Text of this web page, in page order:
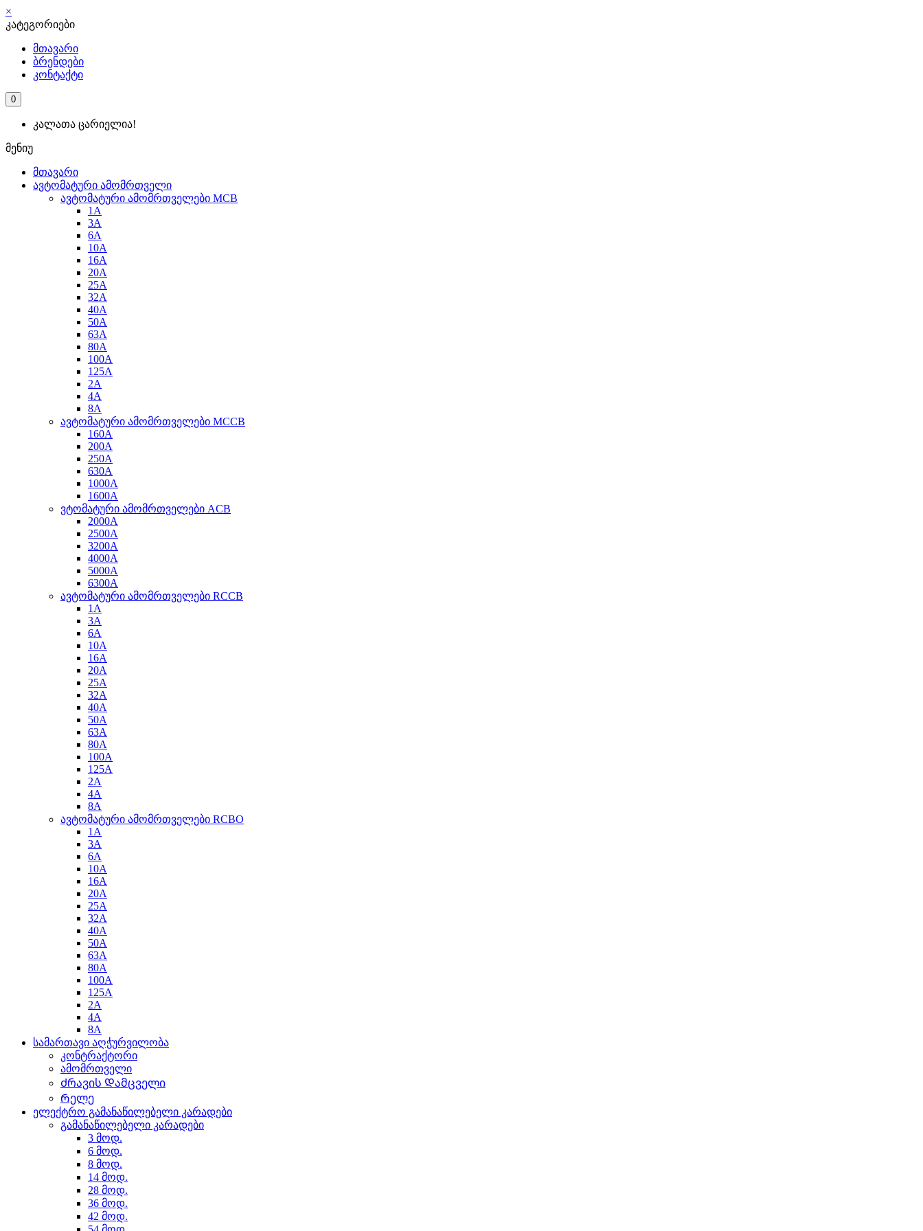
×
კატეგორიები
მთავარი
ბრენდები
კონტაქტი
0
კალათა ცარიელია!
მენიუ
მთავარი
ავტომატური ამომრთველი
ავტომატური ამომრთველები MCB
1A
3A
6A
10A
16A
20A
25А
32A
40A
50A
63A
80A
100A
125A
2A
4A
8A
ავტომატური ამომრთველები MCCB
160A
200A
250A
630A
1000A
1600A
ვტომატური ამომრთველები ACB
2000A
2500A
3200A
4000A
5000A
6300A
ავტომატური ამომრთველები RCCB
1A
3A
6A
10A
16A
20A
25A
32A
40A
50A
63A
80A
100A
125A
2A
4A
8A
ავტომატური ამომრთველები RCBO
1A
3A
6A
10A
16A
20A
25A
32A
40A
50A
63A
80A
100A
125A
2A
4A
8A
სამართავი აღჭურვილობა
კონტრაქტორი
ამომრთველი
Ძრავის Დამცველი
Რელე
ელექტრო გამანაწილებელი კარადები
გამანაწილებელი კარადები
3 მოდ.
6 მოდ.
8 მოდ.
14 მოდ.
28 მოდ.
36 მოდ.
42 მოდ.